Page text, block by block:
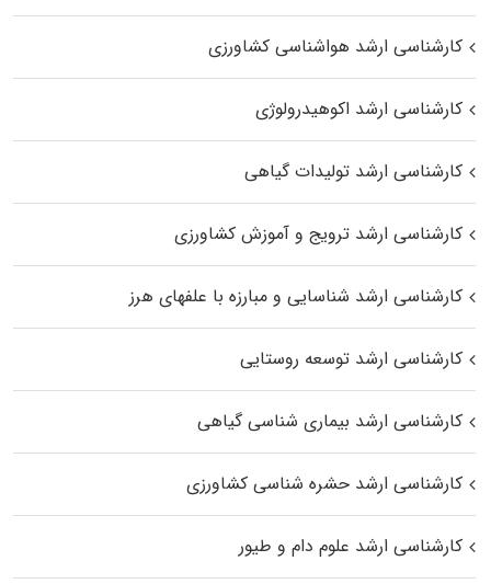
کارشناسی ارشد هواشناسی کشاورزی
کارشناسی ارشد اکوهیدرولوژی
کارشناسی ارشد تولیدات گیاهی
کارشناسی ارشد ترویج و آموزش کشاورزی
کارشناسی ارشد شناسایی و مبارزه با علفهای هرز
کارشناسی ارشد توسعه روستایی
کارشناسی ارشد بیماری‌ شناسی گیاهی
کارشناسی ارشد حشره‌ شناسی کشاورزی
کارشناسی ارشد علوم دام و طیور